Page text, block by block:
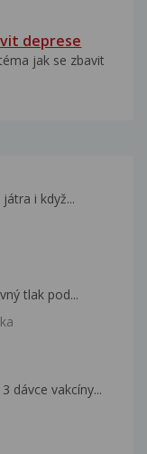
deprese
jak se zbavit
i když...
tlak pod...
dávce vakcíny...